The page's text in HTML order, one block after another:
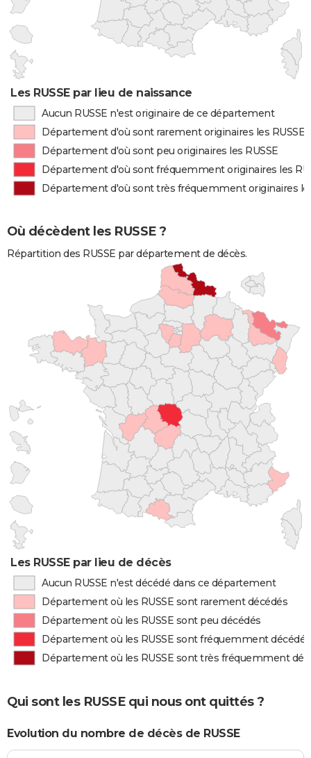
Les RUSSE par lieu de naissance
Aucun RUSSE n'est originaire de ce département
Département d'où sont rarement originaires les RUSSE
Département d'où sont peu originaires les RUSSE
Département d'où sont fréquemment originaires les
Département d'où sont très fréquemment originaires
Où décèdent les RUSSE ?
Répartition des RUSSE par département de décès.
Les RUSSE par lieu de décès
Aucun RUSSE n'est décédé dans ce département
Département où les RUSSE sont rarement décédés
Département où les RUSSE sont peu décédés
Département où les RUSSE sont fréquemment décédés
Département où les RUSSE sont très fréquemment
Qui sont les RUSSE qui nous ont quittés ?
Evolution du nombre de décès de RUSSE